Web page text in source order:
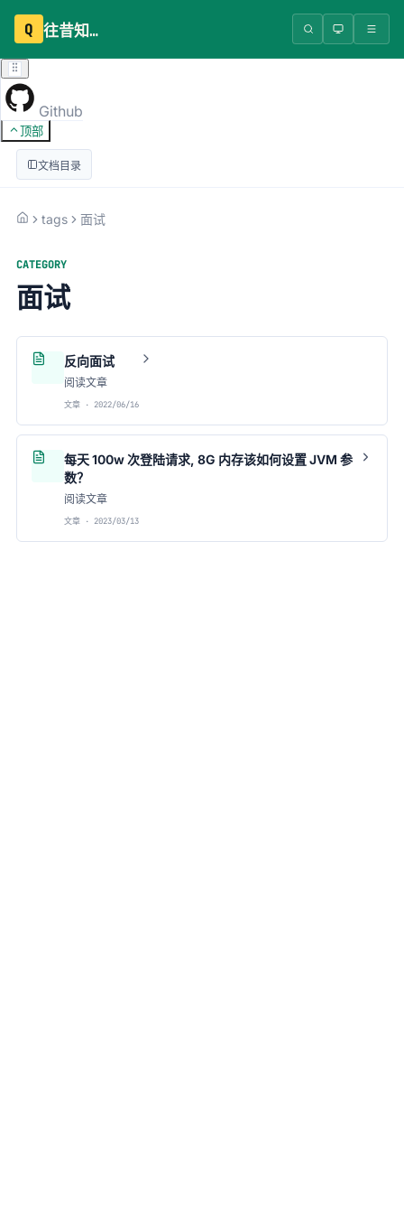
Q 往昔知识库
Github
顶部
文档目录
tags 面试
CATEGORY
面试
反向面试
阅读文章
文章 · 2022/06/16
每天 100w 次登陆请求, 8G 内存该如何设置 JVM 参
数？
阅读文章
文章 · 2023/03/13